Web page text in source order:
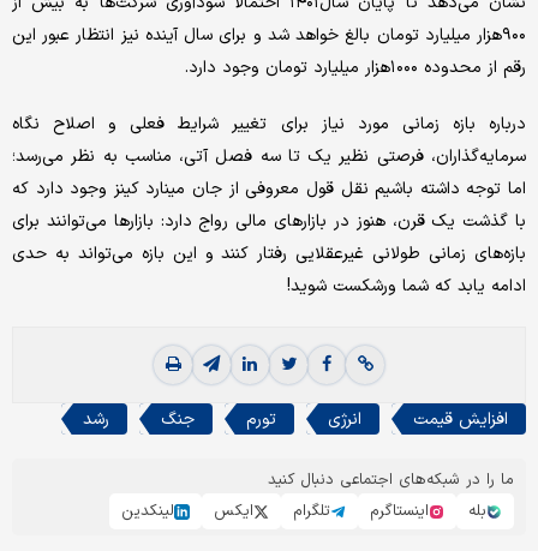
۹۰۰هزار میلیارد تومان بالغ خواهد شد و برای سال آینده نیز انتظار عبور این
رقم از محدوده ۱۰۰۰هزار میلیارد تومان وجود دارد.
درباره بازه زمانی مورد نیاز برای تغییر شرایط فعلی و اصلاح نگاه
سرمایه‌‌گذاران، فرصتی نظیر یک تا سه فصل آتی، مناسب به نظر می‌‌رسد؛
اما توجه داشته باشیم نقل قول معروفی از جان مینارد کینز وجود دارد که
با گذشت یک قرن، هنوز در بازارهای مالی رواج دارد: بازارها می‌‌توانند برای
بازه‌های زمانی طولانی غیرعقلایی رفتار کنند و این بازه می‌‌تواند به حدی
ادامه یابد که شما ورشکست شوید!
افزایش قیمت انرژی تورم جنگ رشد
ما را در شبکه‌های اجتماعی دنبال کنید
بله
اینستاگرم تلگرام ایکس لینکدین